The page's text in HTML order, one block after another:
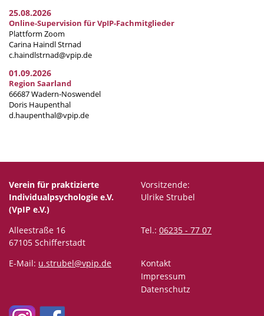
25.08.2026
Online-Supervision für VpIP-Fachmitglieder
Plattform Zoom
Carina Haindl Strnad
c.haindlstrnad@vpip.de
01.09.2026
Region Saarland
66687 Wadern-Noswendel
Doris Haupenthal
d.haupenthal@vpip.de
Verein für praktizierte
Individualpsychologie e.V.
(VpIP e.V.)
Vorsitzende:
Ulrike Strubel
Alleestraße 16
67105 Schifferstadt
Tel.: 06235 - 77 07
E-Mail: u.strubel@vpip.de
Kontakt
Impressum
Datenschutz